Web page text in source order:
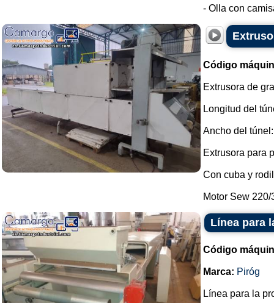
- Olla con
Código
Extrusora de
Longitud del
Ancho del
Extrusora para
Con cuba y
Motor Sew 220/
Línea para
Código
Marca: Piróg
Línea para la